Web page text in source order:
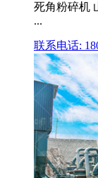
死角粉碎机
...
联系电话: